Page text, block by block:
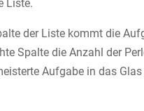
Liste.
der Liste kommt die
Spalte die Anzahl der
Aufgabe in das Glas